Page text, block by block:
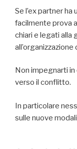
Se l’ex partner
facilmente prova
chiari e legati alla
Non impegnarti
verso il conflitto.
In particolare
sulle nuove